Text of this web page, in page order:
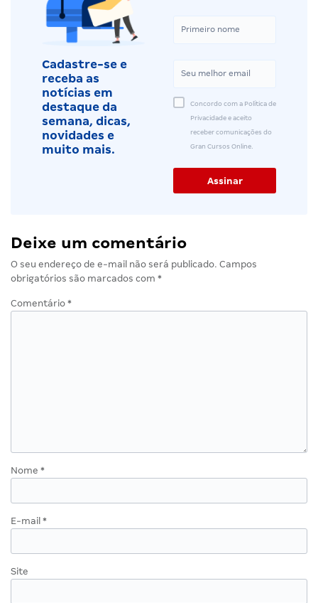
Cadastre-se e
receba as
notícias em
destaque da
semana, dicas,
novidades e
muito mais.
Concordo com a Política de
Privacidade e aceito
receber comunicações do
Gran Cursos Online.
Deixe um comentário
O seu endereço de e-mail não será publicado. Campos
obrigatórios são marcados com *
Comentário *
Nome *
E-mail *
Site